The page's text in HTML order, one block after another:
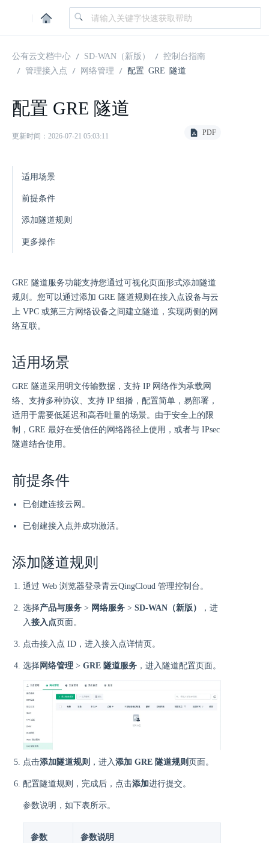
|
公有云文档中心 SD-WAN（新版）
控制台指南
管理接入点
网络管理 配置 GRE 隧道
配置 GRE 隧道
更新时间：2026-07-21 05:03:11 PDF
适用场景
前提条件
添加隧道规则
更多操作
GRE 隧道服务功能支持您通过可视化页面形式添加隧道
规则。您可以通过添加 GRE 隧道规则在接入点设备与云
上 VPC 或第三方网络设备之间建立隧道，实现两侧的网
络互联。
适用场景
GRE 隧道采用明文传输数据，支持 IP 网络作为承载网
络、支持多种协议、支持 IP 组播，配置简单，易部署，
适用于需要低延迟和高吞吐量的场景。由于安全上的限
制，GRE 最好在受信任的网络路径上使用，或者与 IPsec
隧道结合使用。
前提条件
已创建连接云网。
已创建接入点并成功激活。
添加隧道规则
通过 Web 浏览器登录青云QingCloud 管理控制台。
选择产品与服务 > 网络服务 > SD-WAN（新版）
，进
入接入点页面。
点击接入点 ID，进入接入点详情页。
选择网络管理 > GRE 隧道服务 ，进入隧道配置页面。
点击添加隧道规则 ，进入添加 GRE 隧道规则 页面。
配置隧道规则，完成后，点击添加进行提交。
参数说明，如下表所示。
参数 参数说明